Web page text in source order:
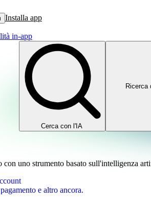
Installa app
in-app
Cerca con l'IA
Ricerca
con uno strumento basato sull'intelligenza
e altro ancora.